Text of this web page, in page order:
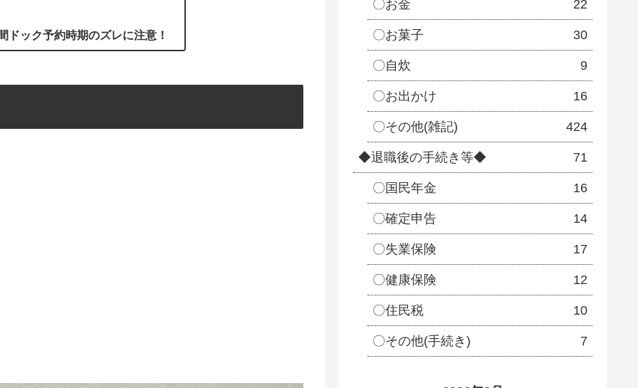
ドック予約時期のズレに注意！
〇お金 22
〇お菓子 30
〇自炊 9
〇お出かけ 16
〇その他(雑記) 424
◆退職後の手続き等◆ 71
〇国民年金 16
〇確定申告 14
〇失業保険 17
〇健康保険 12
〇住民税 10
〇その他(手続き) 7